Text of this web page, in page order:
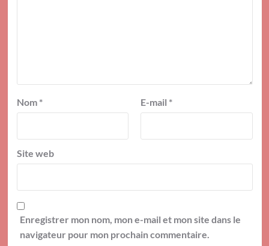
Nom * E-mail *
Site web
Enregistrer mon nom, mon e-mail et mon site dans le
navigateur pour mon prochain commentaire.